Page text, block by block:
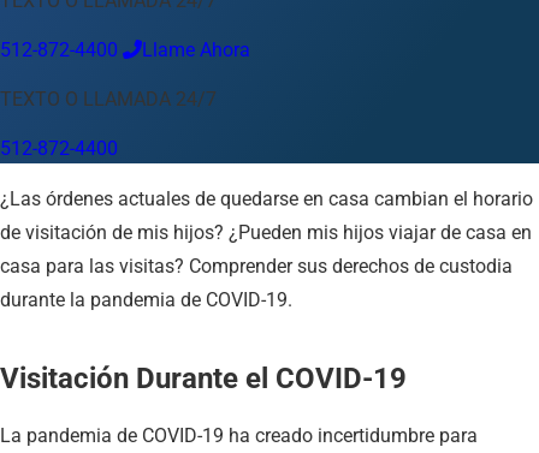
Su Ubicación
Austin 512-872-4400
Cambiar ubicación
Abilene
Amarillo Austin Beaumont Corpus Christi
Dallas
El Paso
Fort Worth Houston Laredo Longview
Lubbock
McAllen
Midland San Angelo San Antonio Wichita Falls
512-872-4400 Llame Ahora
TEXTO O LLAMADA 24/7
512-872-4400
¿Las órdenes actuales de quedarse en casa cambian el horario
de visitación de mis hijos? ¿Pueden mis hijos viajar de casa en
casa para las visitas? Comprender sus derechos de custodia
durante la pandemia de COVID-19.
Visitación Durante el COVID-19
La pandemia de COVID-19 ha creado incertidumbre para